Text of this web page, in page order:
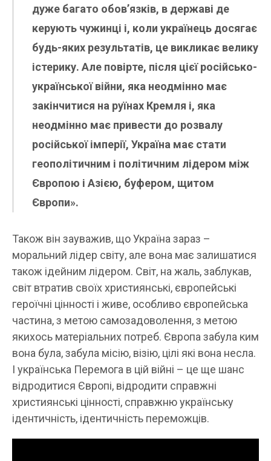
дуже багато обов’язків, в державі де
керують чужинці і, коли українець досягає
будь-яких результатів, це викликає велику
істерику. Але повірте, після цієї російсько-
української війни, яка неодмінно має
закінчитися на руїнах Кремля і, яка
неодмінно має привести до розвалу
російської імперії, Україна має стати
геополітичним і політичним лідером між
Європою і Азією, буфером, щитом
Європи».
Також він зауважив, що Україна зараз –
моральний лідер світу, але вона має залишатися
також ідейним лідером. Світ, на жаль, заблукав,
світ втратив своїх християнські, європейські
героїчні цінності і живе, особливо європейська
частина, з метою самозадоволення, з метою
якихось матеріальних потреб. Європа забула ким
вона була, забула місію, візію, цілі які вона несла.
І українська Перемога в цій війні – це ще шанс
відродитися Європі, відродити справжні
християнські цінності, справжню українську
ідентичність, ідентичність переможців.